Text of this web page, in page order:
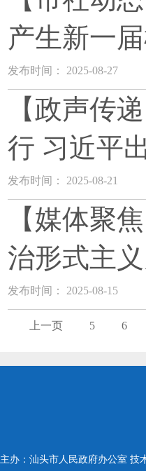
产生新一
发布时间： 2025-08-27
【政声传
行 习近平
发布时间： 2025-08-21
【媒体聚
治形式主
发布时间： 2025-08-15
上一页 5 6
主办：汕头市人民政府办公室 技